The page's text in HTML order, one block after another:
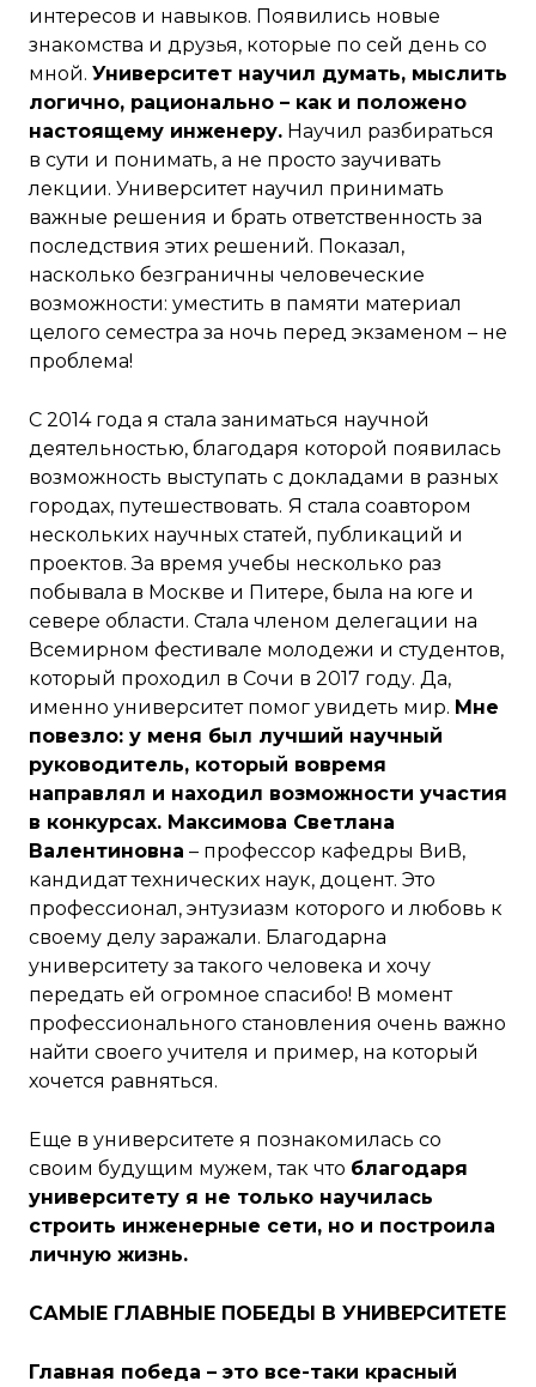
интересов и навыков. Появились новые
знакомства и друзья, которые по сей день со
мной. Университет научил думать, мыслить
логично, рационально – как и положено
настоящему инженеру. Научил разбираться
в сути и понимать, а не просто заучивать
лекции. Университет научил принимать
важные решения и брать ответственность за
последствия этих решений. Показал,
насколько безграничны человеческие
возможности: уместить в памяти материал
целого семестра за ночь перед экзаменом – не
проблема!
С 2014 года я стала заниматься научной
деятельностью, благодаря которой появилась
возможность выступать с докладами в разных
городах, путешествовать. Я стала соавтором
нескольких научных статей, публикаций и
проектов. За время учебы несколько раз
побывала в Москве и Питере, была на юге и
севере области. Стала членом делегации на
Всемирном фестивале молодежи и студентов,
который проходил в Сочи в 2017 году. Да,
именно университет помог увидеть мир. Мне
повезло: у меня был лучший научный
руководитель, который вовремя
направлял и находил возможности участия
в конкурсах. Максимова Светлана
Валентиновна – профессор кафедры ВиВ,
кандидат технических наук, доцент. Это
профессионал, энтузиазм которого и любовь к
своему делу заражали. Благодарна
университету за такого человека и хочу
передать ей огромное спасибо! В момент
профессионального становления очень важно
найти своего учителя и пример, на который
хочется равняться.
Еще в университете я познакомилась со
своим будущим мужем, так что благодаря
университету я не только научилась
строить инженерные сети, но и построила
личную жизнь.
САМЫЕ ГЛАВНЫЕ ПОБЕДЫ В УНИВЕРСИТЕТЕ
Главная победа – это все-таки красный